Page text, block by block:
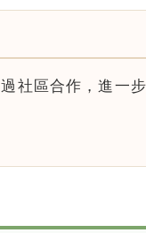
社區合作，進一